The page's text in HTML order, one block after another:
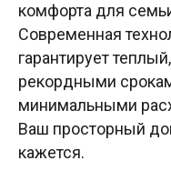
комфорта для
Современная
гарантирует
рекордными
минимальными
Ваш просторный
кажется.
Покажем как мы
ответим на все
лично
Запишитесь на